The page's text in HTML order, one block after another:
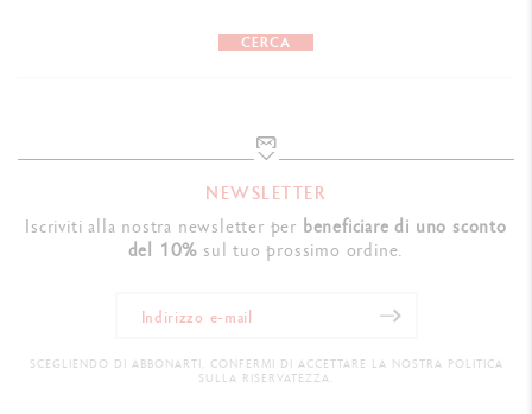
CERCA
NEWSLETTER
Iscriviti alla nostra newsletter per beneficiare di uno sconto
del 10% sul tuo prossimo ordine.
SCEGLIENDO DI ABBONARTI, CONFERMI DI ACCETTARE LA NOSTRA POLITICA
SULLA RISERVATEZZA.